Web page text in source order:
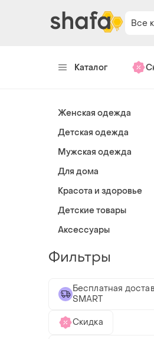
Все
Каталог
Женская одежда
Детская одежда
Мужская одежда
Для дома
Красота и здоровье
Детские товары
Аксессуары
Фильтры
Бесплатная
SMART
Скидка